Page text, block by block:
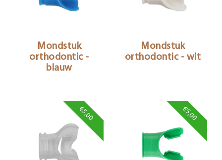
Mondstuk
orthodontic -
blauw
Mondstuk
orthodontic - wit
€5,00 €5,00